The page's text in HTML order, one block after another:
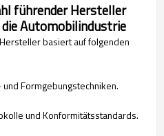
führender Hersteller
Automobilindustrie
basiert auf folgenden
Formgebungstechniken.
und Konformitätsstandards.